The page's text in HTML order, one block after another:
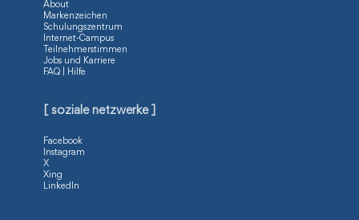
About
Markenzeichen
Schulungszentrum
Internet-Campus
Teilnehmerstimmen
Jobs und Karriere
FAQ | Hilfe
[ soziale netzwerke ]
Facebook
Instagram
X
Xing
LinkedIn